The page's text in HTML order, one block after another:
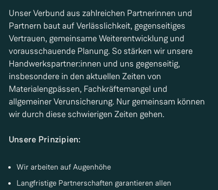
Unser Verbund aus zahlreichen Partnerinnen und
Partnern baut auf Verlässlichkeit, gegenseitiges
Vertrauen, gemeinsame Weiterentwicklung und
vorausschauende Planung. So stärken wir unsere
Handwerkspartner:innen und uns gegenseitig,
insbesondere in den aktuellen Zeiten von
Materialengpässen, Fachkräftemangel und
allgemeiner Verunsicherung. Nur gemeinsam können
wir durch diese schwierigen Zeiten gehen.
Unsere Prinzipien:
Wir arbeiten auf Augenhöhe
Langfristige Partnerschaften garantieren allen